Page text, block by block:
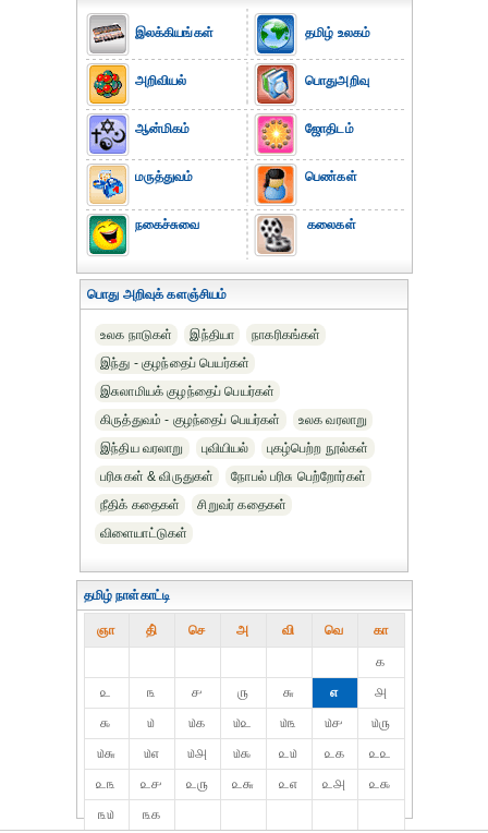
இலக்கியங்கள்
அறிவியல்
ஆன்மிகம்
மருத்துவம்
நகைச்சுவை
தமிழ் உலகம்
பொதுஅறிவு
ஜோதிடம்
பெண்கள்
கலைகள்
பொது அறிவுக் களஞ்சியம்
உலக நாடுகள் இந்தியா
நாகரிகங்கள்
இந்து - குழந்தைப் பெயர்கள்
இசுலாமியக் குழந்தைப் பெயர்கள்
கிருத்துவம் - குழந்தைப் பெயர்கள்
உலக வரலாறு
இந்திய வரலாறு
புவியியல்
புகழ்பெற்ற நூல்கள்
பரிசுகள் & விருதுகள்
நோபல் பரிசு‎ பெற்றோர்‎கள்
நீதிக் கதைகள்
சிறுவர் கதைகள்
விளையாட்டுகள்
தமிழ் நாள்காட்டி
ஞா தி் செ அ வி வெ கா
௧
௨
௩ ௪ ௫ ௬ ௭
௮
௯
௰ ௰௧ ௰௨ ௰௩ ௰௪
௰௫
௰௬
௰௭ ௰௮ ௰௯ ௨௰ ௨௧
௨௨
௨௩
௨௪ ௨௫ ௨௬ ௨௭ ௨௮
௨௯
௩௰
௩௧